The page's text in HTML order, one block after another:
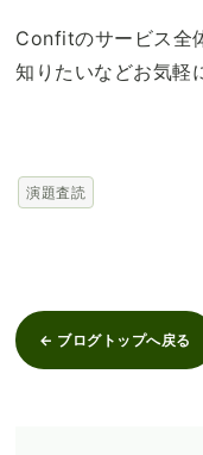
Confitのサービス全
知りたいなどお気軽
演題査読
← ブログトップへ戻る